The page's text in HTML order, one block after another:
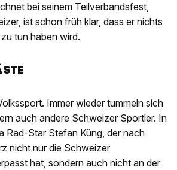
bei seinem Teilverbandsfest,
ist schon früh klar, dass er nichts
tun haben wird.
Immer wieder tummeln sich
auch andere Schweizer Sportler. In
Rad-Star Stefan Küng, der nach
nicht nur die Schweizer
hat, sondern auch nicht an der